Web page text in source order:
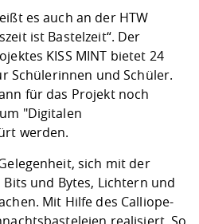
Vorbereitung
Checkliste zum
Studien- und
Digitales Lernen
Studieren in
Lebenslagen
Angebote der
Arbeit
Lehren,
Weiterbilden im
Internationale
Formulare und
FIS -
Prototyping und
Gründung und
Kontakt &
Förderverein
Gremien und
Informatik/
Landbau/
Unternehmen
es auch an der HTW
ist Bastelzeit“. Der
KISS MINT bietet 24
Schülerinnen und Schüler.
für das Projekt noch
"Digitalen
werden.
sich mit der
und Bytes, Lichtern und
Mit Hilfe des Calliope-